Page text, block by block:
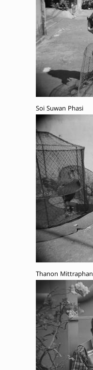
Soi Suwan Phasi
Thanon Mittraphan